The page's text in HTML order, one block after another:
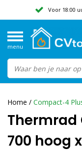
Voor 18:00
menu
Home / Compact-4
700 hoog